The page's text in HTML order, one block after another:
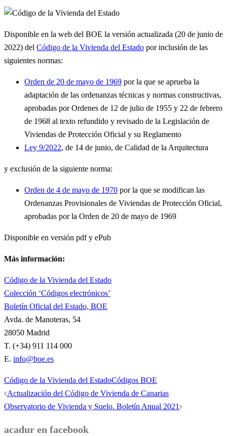
Disponible en la web del BOE la versión actualizada (20 de junio de
2022) del Código de la Vivienda del Estado por inclusión de las
siguientes normas:
Orden de 20 de mayo de 1969 por la que se aprueba la
adaptación de las ordenanzas técnicas y normas constructivas,
aprobadas por Ordenes de 12 de julio de 1955 y 22 de febrero
de 1968 al texto refundido y revisado de la Legislación de
Viviendas de Protección Oficial y su Reglamento
Ley 9/2022, de 14 de junio, de Calidad de la Arquitectura
y exclusión de la siguiente norma:
Orden de 4 de mayo de 1970 por la que se modifican las
Ordenanzas Provisionales de Viviendas de Protección Oficial,
aprobadas por la Orden de 20 de mayo de 1969
Disponible en versión pdf y ePub
Más información:
Código de la Vivienda del Estado
Colección ‘Códigos electrónicos’
Boletín Oficial del Estado, BOE
Avda. de Manoteras, 54
28050 Madrid
T. (+34) 911 114 000
E. info@boe.es
Código de la Vivienda del EstadoCódigos BOE
Navegación
de
Actualización del Código de Vivienda de Canarias
Observatorio de Vivienda y Suelo. Boletín Anual 2021
acadur en facebook